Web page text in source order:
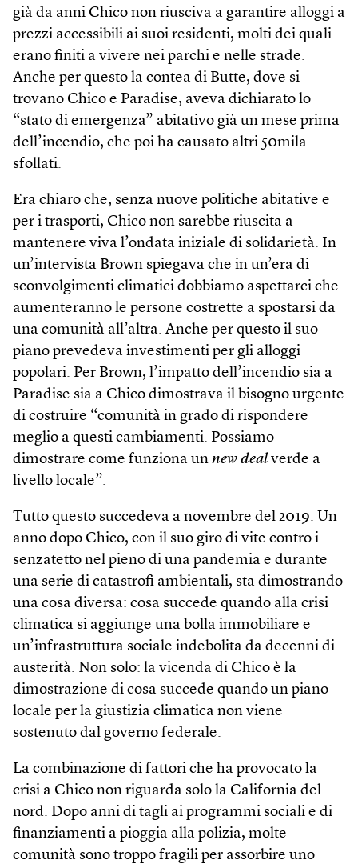
già da anni Chico non riusciva a garantire alloggi a
prezzi accessibili ai suoi residenti, molti dei quali
erano finiti a vivere nei parchi e nelle strade.
Anche per questo la contea di Butte, dove si
trovano Chico e Paradise, aveva dichiarato lo
“stato di emergenza” abitativo già un mese prima
dell’incendio, che poi ha causato altri 50mila
sfollati.
Era chiaro che, senza nuove politiche abitative e
per i trasporti, Chico non sarebbe riuscita a
mantenere viva l’ondata iniziale di solidarietà. In
un’intervista Brown spiegava che in un’era di
sconvolgimenti climatici dobbiamo aspettarci che
aumenteranno le persone costrette a spostarsi da
una comunità all’altra. Anche per questo il suo
piano prevedeva investimenti per gli alloggi
popolari. Per Brown, l’impatto dell’incendio sia a
Paradise sia a Chico dimostrava il bisogno urgente
di costruire “comunità in grado di rispondere
meglio a questi cambiamenti. Possiamo
dimostrare come funziona un new deal verde a
livello locale”.
Tutto questo succedeva a novembre del 2019. Un
anno dopo Chico, con il suo giro di vite contro i
senzatetto nel pieno di una pandemia e durante
una serie di catastrofi ambientali, sta dimostrando
una cosa diversa: cosa succede quando alla crisi
climatica si aggiunge una bolla immobiliare e
un’infrastruttura sociale indebolita da decenni di
austerità. Non solo: la vicenda di Chico è la
dimostrazione di cosa succede quando un piano
locale per la giustizia climatica non viene
sostenuto dal governo federale.
La combinazione di fattori che ha provocato la
crisi a Chico non riguarda solo la California del
nord. Dopo anni di tagli ai programmi sociali e di
finanziamenti a pioggia alla polizia, molte
comunità sono troppo fragili per assorbire uno